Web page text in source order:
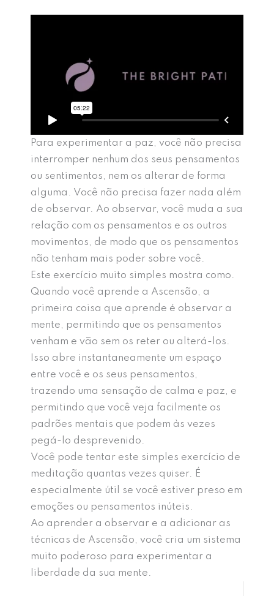
Para experimentar a paz, você não precisa
interromper nenhum dos seus pensamentos
ou sentimentos, nem os alterar de forma
alguma. Você não precisa fazer nada além
de observar. Ao observar, você muda a sua
relação com os pensamentos e os outros
movimentos, de modo que os pensamentos
não tenham mais poder sobre você.
Este exercício muito simples mostra como.
Quando você aprende a Ascensão, a
primeira coisa que aprende é observar a
mente, permitindo que os pensamentos
venham e vão sem os reter ou alterá-los.
Isso abre instantaneamente um espaço
entre você e os seus pensamentos,
trazendo uma sensação de calma e paz, e
permitindo que você veja facilmente os
padrões mentais que podem às vezes
pegá-lo desprevenido.
Você pode tentar este simples exercício de
meditação quantas vezes quiser. É
especialmente útil se você estiver preso em
emoções ou pensamentos inúteis.
Ao aprender a observar e a adicionar as
técnicas de Ascensão, você cria um sistema
muito poderoso para experimentar a
liberdade da sua mente.